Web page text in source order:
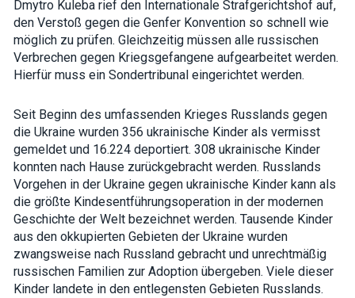
Dmytro Kuleba rief den Internationale Strafgerichtshof auf,
den Verstoß gegen die Genfer Konvention so schnell wie
möglich zu prüfen. Gleichzeitig müssen alle russischen
Verbrechen gegen Kriegsgefangene aufgearbeitet werden.
Hierfür muss ein Sondertribunal eingerichtet werden.
Seit Beginn des umfassenden Krieges Russlands gegen
die Ukraine wurden 356 ukrainische Kinder als vermisst
gemeldet und 16.224 deportiert. 308 ukrainische Kinder
konnten nach Hause zurückgebracht werden. Russlands
Vorgehen in der Ukraine gegen ukrainische Kinder kann als
die größte Kindesentführungsoperation in der modernen
Geschichte der Welt bezeichnet werden. Tausende Kinder
aus den okkupierten Gebieten der Ukraine wurden
zwangsweise nach Russland gebracht und unrechtmäßig
russischen Familien zur Adoption übergeben. Viele dieser
Kinder landete in den entlegensten Gebieten Russlands.